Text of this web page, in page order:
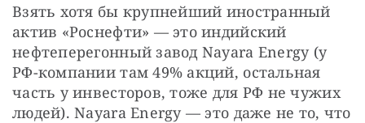
Взять хотя бы крупнейший иностранный
актив «Роснефти» — это индийский
нефтеперегонный завод Nayara Energy (у
РФ-компании там 49% акций, остальная
часть у инвесторов, тоже для РФ не чужих
людей). Nayara Energy — это даже не то, что